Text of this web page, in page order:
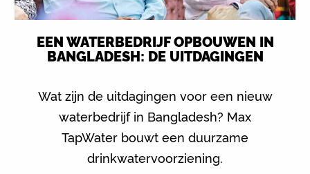
EEN WATERBEDRIJF OPBOUWEN IN
BANGLADESH: DE UITDAGINGEN
Wat zijn de uitdagingen voor een nieuw
waterbedrijf in Bangladesh? Max
TapWater bouwt een duurzame
drinkwatervoorziening.